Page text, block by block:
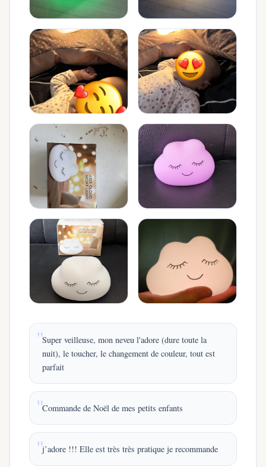
Super veilleuse, mon neveu l'adore (dure toute la
nuit), le toucher, le changement de couleur, tout est
parfait
Commande de Noël de mes petits enfants
j’adore !!! Elle est très très pratique je recommande